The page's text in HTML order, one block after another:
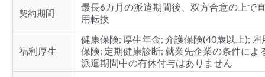
契約期間
最長6カ月の派遣期間後、双方合意の上で
用転換
福利厚生
健康保険; 厚生年金; 介護保険(40歳以上); 雇
保険; 定期健康診断; 就業先企業の条件によ
派遣期間中の有休付与はありません